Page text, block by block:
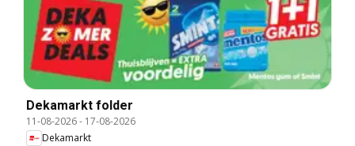
Dekamarkt folder
11-08-2026- 17-08-2026
Dekamarkt